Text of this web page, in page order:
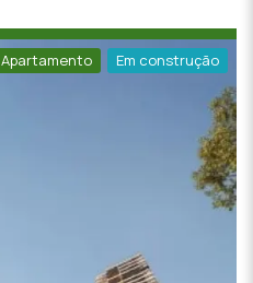
Apartamento Em construção